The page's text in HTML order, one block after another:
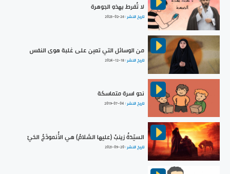
لا تُفرط بهذهِ الجوهرة
تاريخ النشر :2023-02-26
من الوسائل التي تعين على غلبة هوى النفس
تاريخ النشر :2024-12-18
نحو اسرة متماسكة
تاريخ النشر : 2019-07-04
السيّدَةُ زينبُ (عليها السَّلامُ) هي الأُنموذَجُ الحَيّ
تاريخ النشر :2021-09-20